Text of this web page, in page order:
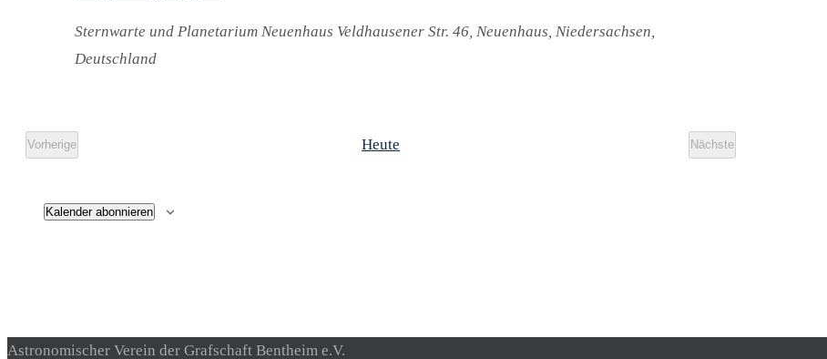
Sternwarte und Planetarium Neuenhaus Veldhausener Str. 46, Neuenhaus, Niedersachsen,
Deutschland
Vorherige
Veranstaltungen
Heute
Nächste
Veranstaltungen
Kalender abonnieren
Astronomischer Verein der Grafschaft Bentheim e.V.